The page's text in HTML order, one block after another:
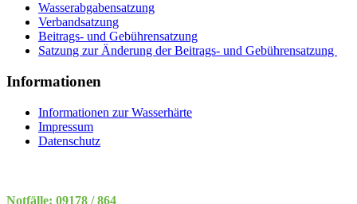
Wasserabgabensatzung
Verbandsatzung
Beitrags- und Gebührensatzung
Satzung zur Änderung der Beitrags- und Gebührensatzung
Informationen
Informationen zur Wasserhärte
Impressum
Datenschutz
Notfälle: 09178 / 864